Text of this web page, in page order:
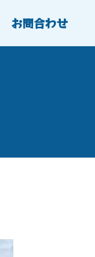
お問合わせ